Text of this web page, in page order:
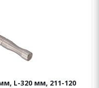
L-320 мм, 211-120